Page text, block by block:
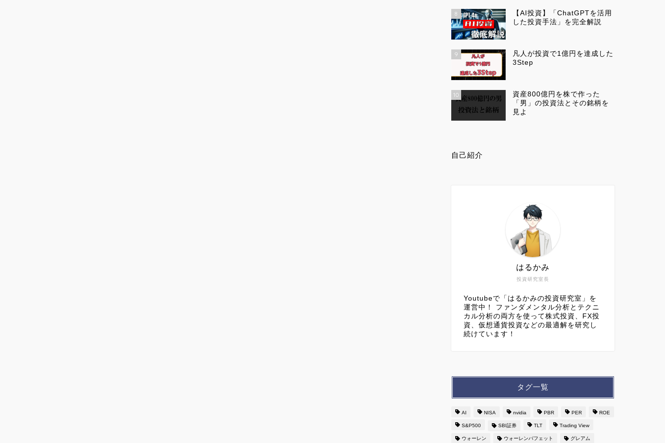
8
【AI投資】「ChatGPTを活用
した投資手法」を完全解説
9
凡人が投資で1億円を達成した
3Step
10
資産800億円を株で作った
「男」の投資法とその銘柄を
見よ
自己紹介
投資研究室長
はるかみ
Youtubeで「はるかみの投資研究室」を
運営中！ ファンダメンタル分析とテクニ
カル分析の両方を使って株式投資、FX投
資、仮想通貨投資などの最適解を研究し
続けています！
タグ一覧
AI NISA nvidia PBR PER ROE
S&P500 SBI証券 TLT Trading View
ウォーレン ウォーレンバフェット グレアム